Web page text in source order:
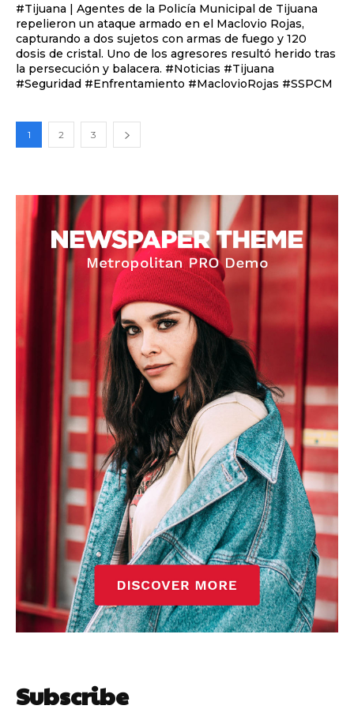
#Tijuana | Agentes de la Policía Municipal de Tijuana
repelieron un ataque armado en el Maclovio Rojas,
capturando a dos sujetos con armas de fuego y 120
dosis de cristal. Uno de los agresores resultó herido tras
la persecución y balacera. #Noticias #Tijuana
#Seguridad #Enfrentamiento #MaclovioRojas #SSPCM
1 2 3
Subscribe